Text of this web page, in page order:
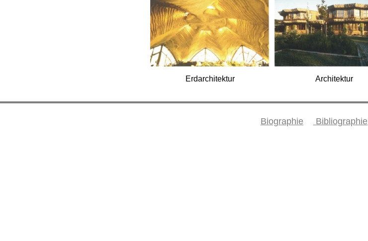
Erdarchitektur Architektur
Biographie Bibliographie